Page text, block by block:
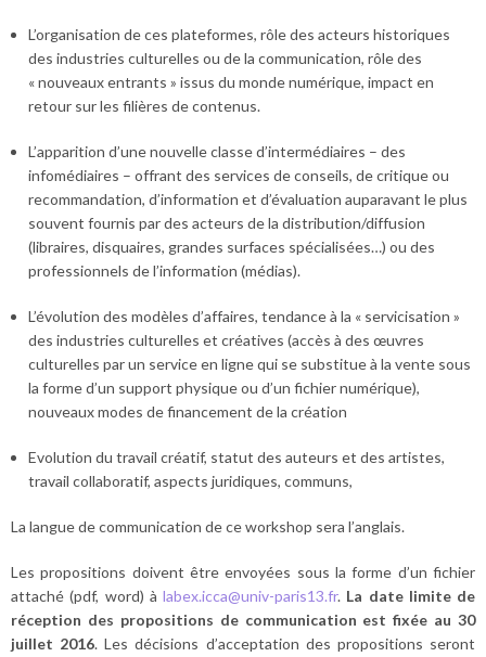
L’organisation de ces plateformes, rôle des acteurs historiques
des industries culturelles ou de la communication, rôle des
« nouveaux entrants » issus du monde numérique, impact en
retour sur les filières de contenus.
L’apparition d’une nouvelle classe d’intermédiaires – des
infomédiaires – offrant des services de conseils, de critique ou
recommandation, d’information et d’évaluation auparavant le plus
souvent fournis par des acteurs de la distribution/diffusion
(libraires, disquaires, grandes surfaces spécialisées…) ou des
professionnels de l’information (médias).
L’évolution des modèles d’affaires, tendance à la « servicisation »
des industries culturelles et créatives (accès à des œuvres
culturelles par un service en ligne qui se substitue à la vente sous
la forme d’un support physique ou d’un fichier numérique),
nouveaux modes de financement de la création
Evolution du travail créatif, statut des auteurs et des artistes,
travail collaboratif, aspects juridiques, communs,
La langue de communication de ce workshop sera l’anglais.
Les propositions doivent être envoyées sous la forme d’un fichier
attaché (pdf, word) à labex.icca@univ-paris13.fr. La date limite de
réception des propositions de communication est fixée au 30
juillet 2016. Les décisions d’acceptation des propositions seront